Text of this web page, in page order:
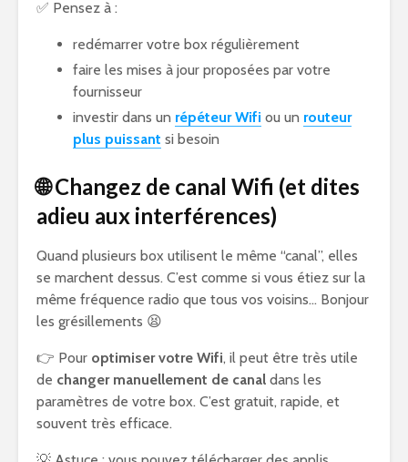
✅ Pensez à :
redémarrer votre box régulièrement
faire les mises à jour proposées par votre
fournisseur
investir dans un répéteur Wifi ou un routeur
plus puissant si besoin
🌐 Changez de canal Wifi (et dites
adieu aux interférences)
Quand plusieurs box utilisent le même “canal”, elles
se marchent dessus. C’est comme si vous étiez sur la
même fréquence radio que tous vos voisins… Bonjour
les grésillements 😫
👉 Pour optimiser votre Wifi, il peut être très utile
de changer manuellement de canal dans les
paramètres de votre box. C’est gratuit, rapide, et
souvent très efficace.